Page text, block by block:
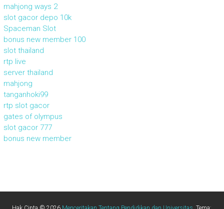
mahjong ways 2
slot gacor depo 10k
Spaceman Slot
bonus new member 100
slot thailand
rtp live
server thailand
mahjong
tanganhoki99
rtp slot gacor
gates of olympus
slot gacor 777
bonus new member